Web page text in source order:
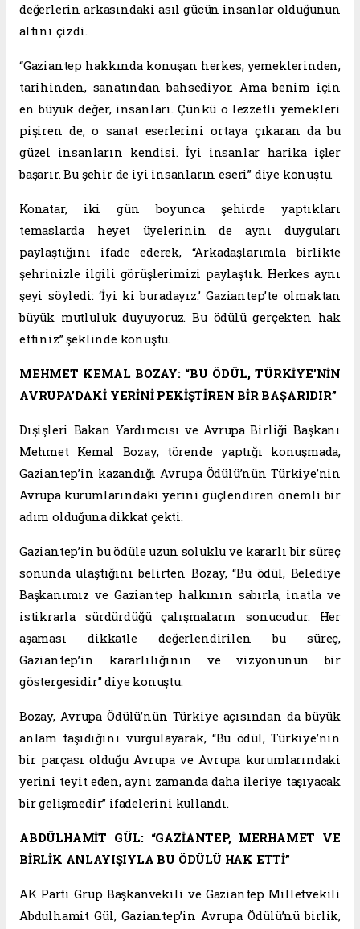
değerlerin arkasındaki asıl gücün insanlar olduğunun
altını çizdi.
“Gaziantep hakkında konuşan herkes, yemeklerinden,
tarihinden, sanatından bahsediyor. Ama benim için
en büyük değer, insanları. Çünkü o lezzetli yemekleri
pişiren de, o sanat eserlerini ortaya çıkaran da bu
güzel insanların kendisi. İyi insanlar harika işler
başarır. Bu şehir de iyi insanların eseri” diye konuştu.
Konatar, iki gün boyunca şehirde yaptıkları
temaslarda heyet üyelerinin de aynı duyguları
paylaştığını ifade ederek, “Arkadaşlarımla birlikte
şehrinizle ilgili görüşlerimizi paylaştık. Herkes aynı
şeyi söyledi: ‘İyi ki buradayız.’ Gaziantep’te olmaktan
büyük mutluluk duyuyoruz. Bu ödülü gerçekten hak
ettiniz” şeklinde konuştu.
MEHMET KEMAL BOZAY: “BU ÖDÜL, TÜRKİYE’NİN
AVRUPA’DAKİ YERİNİ PEKİŞTİREN BİR BAŞARIDIR”
Dışişleri Bakan Yardımcısı ve Avrupa Birliği Başkanı
Mehmet Kemal Bozay, törende yaptığı konuşmada,
Gaziantep’in kazandığı Avrupa Ödülü’nün Türkiye’nin
Avrupa kurumlarındaki yerini güçlendiren önemli bir
adım olduğuna dikkat çekti.
Gaziantep’in bu ödüle uzun soluklu ve kararlı bir süreç
sonunda ulaştığını belirten Bozay, “Bu ödül, Belediye
Başkanımız ve Gaziantep halkının sabırla, inatla ve
istikrarla sürdürdüğü çalışmaların sonucudur. Her
aşaması dikkatle değerlendirilen bu süreç,
Gaziantep’in kararlılığının ve vizyonunun bir
göstergesidir” diye konuştu.
Bozay, Avrupa Ödülü’nün Türkiye açısından da büyük
anlam taşıdığını vurgulayarak, “Bu ödül, Türkiye’nin
bir parçası olduğu Avrupa ve Avrupa kurumlarındaki
yerini teyit eden, aynı zamanda daha ileriye taşıyacak
bir gelişmedir” ifadelerini kullandı.
ABDÜLHAMİT GÜL: “GAZİANTEP, MERHAMET VE
BİRLİK ANLAYIŞIYLA BU ÖDÜLÜ HAK ETTİ”
AK Parti Grup Başkanvekili ve Gaziantep Milletvekili
Abdulhamit Gül, Gaziantep’in Avrupa Ödülü’nü birlik,